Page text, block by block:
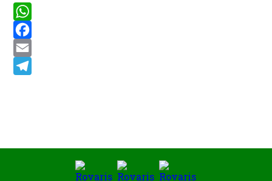
WhatsApp
Facebook
Email